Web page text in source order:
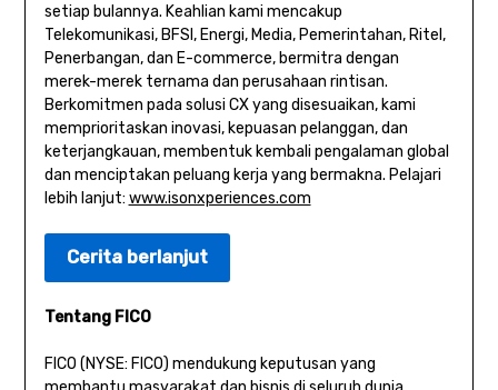
setiap bulannya. Keahlian kami mencakup
Telekomunikasi, BFSI, Energi, Media, Pemerintahan, Ritel,
Penerbangan, dan E-commerce, bermitra dengan
merek-merek ternama dan perusahaan rintisan.
Berkomitmen pada solusi CX yang disesuaikan, kami
memprioritaskan inovasi, kepuasan pelanggan, dan
keterjangkauan, membentuk kembali pengalaman global
dan menciptakan peluang kerja yang bermakna. Pelajari
lebih lanjut: www.isonxperiences.com
Cerita berlanjut
Tentang FICO
FICO (NYSE: FICO) mendukung keputusan yang